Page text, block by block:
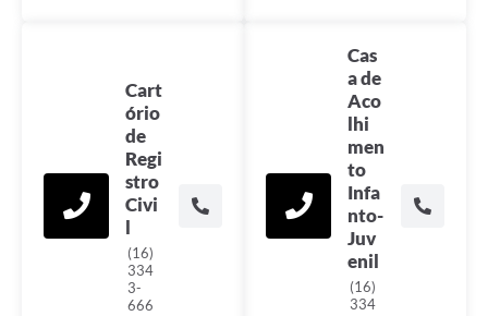
Cart
ório
de
Regi
stro
Civi
l
(16)
334
3-
666
Cas
a de
Aco
lhi
men
to
Infa
nto-
Juv
enil
(16)
334